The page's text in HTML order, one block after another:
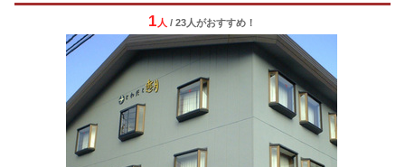
1 人 / 23人がおすすめ！